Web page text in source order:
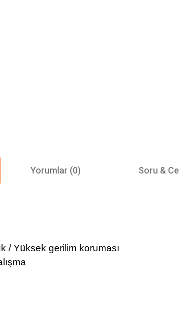
Yorumlar (0) Soru &
/ Yüksek gerilim koruması